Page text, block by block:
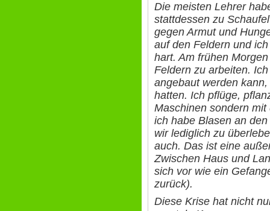
Die meisten Lehrer
stattdessen zu
gegen Armut und
auf den Feldern und
hart. Am frühen
Feldern zu arbeiten.
angebaut werden
hatten. Ich pflüge,
Maschinen sondern
ich habe Blasen an
wir lediglich zu
auch. Das ist eine
Zwischen Haus und
sich vor wie ein
zurück).
Diese Krise hat nicht